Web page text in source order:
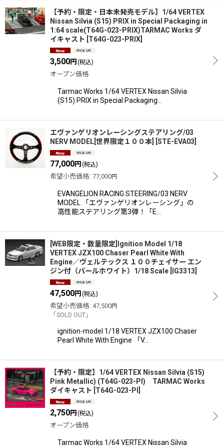
【予約・限定・日本未発売モデル】1/64 VERTEX
Nissan Silvia (S15) PRIX in Special Packaging in
1:64 scale(T64G-023-PRIX)TARMAC Works ダ
イキャスト T64G-023-PRIX
3,500円 (税込)
オープン価格
Tarmac Works 1/64 VERTEX Nissan Silvia
(S15) PRIX in Special Packaging…
エヴァンゲリオンレーシングステアリング/03
NERV MODEL[世界限定１００本]
STE-EVA03
77,000円 (税込)
希望小売価格: 77,000円
EVANGELION RACING STEERING/03 NERV
MODEL 「エヴァンゲリオンレーシング」の
高性能ステアリング第3弾！「E…
[WEB限定・数量限定]Ignition Model 1/18
VERTEX JZX100 Chaser Pearl White With
Engine／ヴェルテックス １００チェイサー エン
ジン付（パールホワイト）1/18 Scale
IG3313
47,500円 (税込)
希望小売価格: 47,500円
「SOLD OUT」
ignition-model 1/18 VERTEX JZX100 Chaser
Pearl White With Engine 「V…
【予約・限定】1/64 VERTEX Nissan Silvia (S15)
Pink Metallic) (T64G-023-PI) TARMAC Works
ダイキャスト T64G-023-PI
2,750円 (税込)
オープン価格
Tarmac Works 1/64 VERTEX Nissan Silvia